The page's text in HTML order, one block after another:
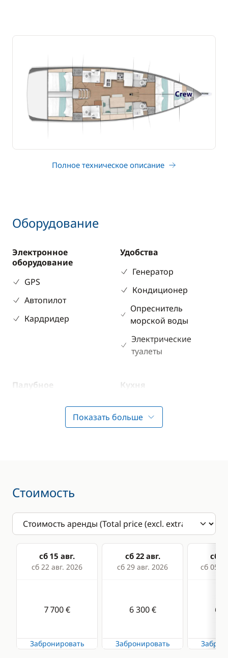
Полное техническое описание
Оборудование
Электронное
оборудование
GPS
Автопилот
Кардридер
Удобства
Генератор
Кондиционер
Опреснитель
морской воды
Электрические
туалеты
Палубное
подруливающее
Кухня
Холодильник
Маски и трубки
Показать больше
Стоимость
сб 15 авг.
сб 22 авг. 2026
сб 22 авг.
сб 29 авг. 2026
сб
сб 05
7 700 €
Забронировать
6 300 €
Забронировать
6